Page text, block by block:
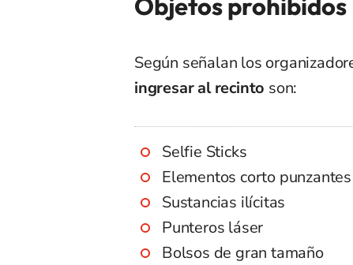
Según señalan los
ingresar al recinto son:
Selfie Sticks
Elementos corto punzantes
Sustancias ilícitas
Punteros láser
Bolsos de gran tamaño